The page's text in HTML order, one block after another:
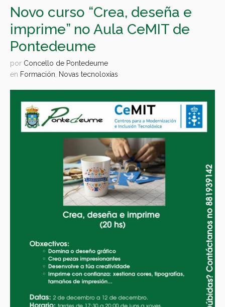
Novo curso “Crea, deseña e
imprime” no Aula CeMIT de
Pontedeume
por Concello de Pontedeume
en Formación Novas tecnoloxías